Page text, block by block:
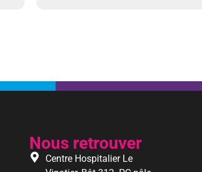
Nous retrouver
Centre Hospitalier Le